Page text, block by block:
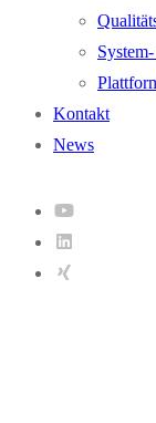
Kontakt
News